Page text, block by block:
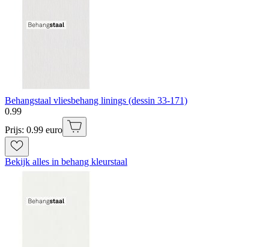
Behangstaal vliesbehang linings (dessin 33-171)
0.99
Prijs: 0.99 euro
Bekijk alles in behang kleurstaal